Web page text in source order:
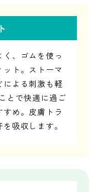
、ゴムを使っ
ト。ストーマ
よる刺激も軽
とで快適に過ご
め。皮膚トラ
吸収します。